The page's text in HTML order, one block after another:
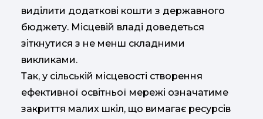
виділити додаткові кошти з державного
бюджету. Місцевій владі доведеться
зіткнутися з не менш складними
викликами.
Так, у сільській місцевості створення
ефективної освітньої мережі означатиме
закриття малих шкіл, що вимагає ресурсів